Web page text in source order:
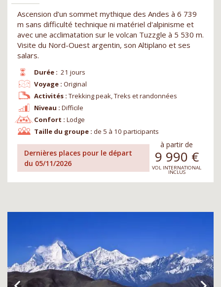
Ascension d’un sommet mythique des Andes à 6 739
m sans difficulté technique ni matériel d'alpinisme et
avec une acclimatation sur le volcan Tuzzgle à 5 530 m.
Visite du Nord-Ouest argentin, son Altiplano et ses
salars.
Durée : 21 jours
Niveau : Difficile
Voyage : Original
Confort : Lodge
Activités : Trekking peak, Treks et randonnées
Taille du groupe : de 5 à 10 participants
Dernières places pour le départ
du 05/11/2026
à partir de
9 990 €
VOL INTERNATIONAL
INCLUS